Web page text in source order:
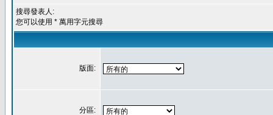
搜尋發表人:
您可以使用 * 萬用字元搜尋
版面:
分區: